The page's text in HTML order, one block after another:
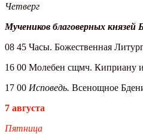
Четверг
Мучеников благоверных
08 45 Часы. Божественная
16 00 Молебен сщмч. Киприану
17 00 Исповедь. Всенощное
7 августа
Пятница